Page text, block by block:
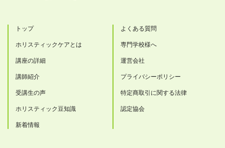
トップ
ホリスティックケアとは
講座の詳細
講師紹介
受講生の声
ホリスティック豆知識
新着情報
よくある質問
専門学校様へ
運営会社
プライバシーポリシー
特定商取引に関する法律
認定協会